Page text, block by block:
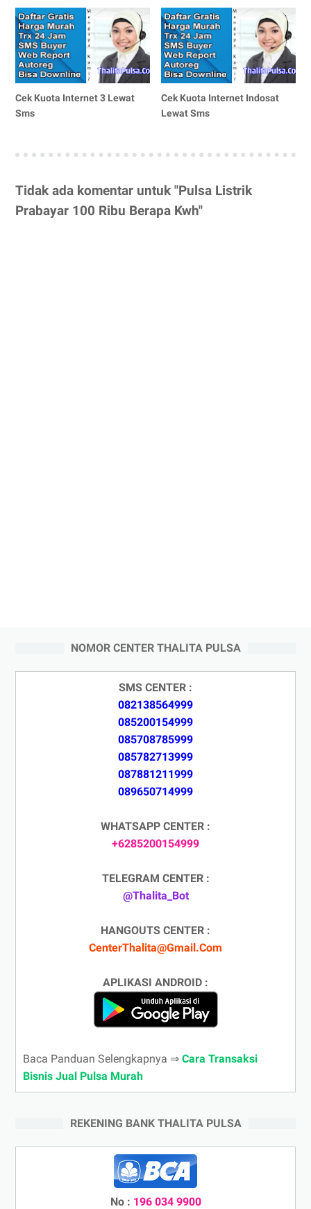
Cek Kuota Internet 3 Lewat
Sms
Cek Kuota Internet Indosat
Lewat Sms
Tidak ada komentar untuk "Pulsa Listrik
Prabayar 100 Ribu Berapa Kwh"
NOMOR CENTER THALITA PULSA
SMS CENTER :
082138564999
085200154999
085708785999
085782713999
087881211999
089650714999
WHATSAPP CENTER :
+6285200154999
TELEGRAM CENTER :
@Thalita_Bot
HANGOUTS CENTER :
CenterThalita@Gmail.Com
APLIKASI ANDROID :
Baca Panduan Selengkapnya ⇒ Cara Transaksi
Bisnis Jual Pulsa Murah
REKENING BANK THALITA PULSA
No : 196 034 9900